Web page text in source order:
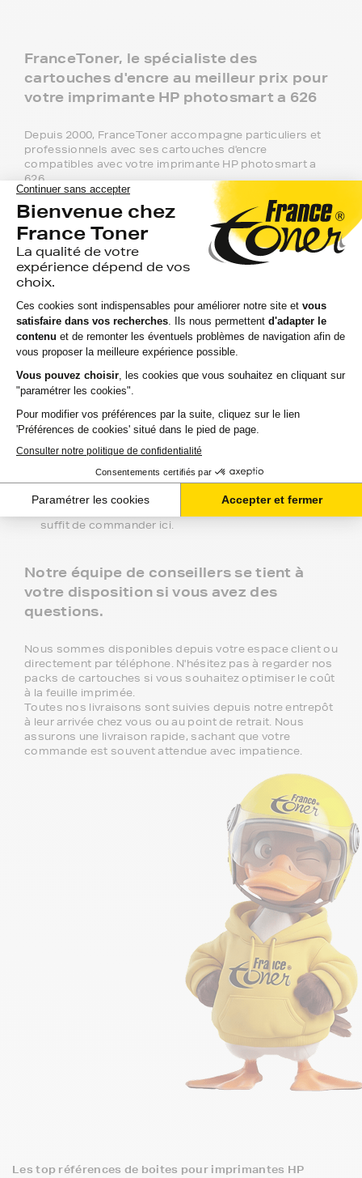
FranceToner, le spécialiste des
cartouches d'encre au meilleur prix pour
votre imprimante HP photosmart a 626
Depuis 2000, FranceToner accompagne particuliers et
professionnels avec ses cartouches d'encre
compatibles avec votre imprimante HP photosmart a
626.
Recommandée à plus de 97% par nos 2 millions de
clients, FranceToner est la référence. Nous proposons
plus de 300 000 produits pour toutes les plus grandes
marques : Epson, HP, Canon, Lexmark, Brother,
Samsung, Konica-MInolta, Olivetti, Ricoh.... et même les
moins connues !
Pour votre imprimante HP photosmart a
626, vous aurez le choix entre 3 niveaux
de gammes :
Marque FranceToner : la gamme référence, 100%
garantie deux ans. C'est le meilleur choix pour obtenir
une haute qualité à bas prix.
Gamme 1er Prix : produits compatibles avec votre
Marque Constructeur : les cartouches d'encre du
constructeur de votre imprimante HP photosmart a
626. Si vous voulez évitez la queue en magasin, il vous
suffit de commander ici.
Notre équipe de conseillers se tient à
votre disposition si vous avez des
questions.
Nous sommes disponibles depuis votre espace client ou
directement par téléphone. N'hésitez pas à regarder nos
packs de cartouches si vous souhaitez optimiser le coût
à la feuille imprimée.
Toutes nos livraisons sont suivies depuis notre entrepôt
à leur arrivée chez vous ou au point de retrait. Nous
assurons une livraison rapide, sachant que votre
commande est souvent attendue avec impatience.
Les top références de boites pour imprimantes HP